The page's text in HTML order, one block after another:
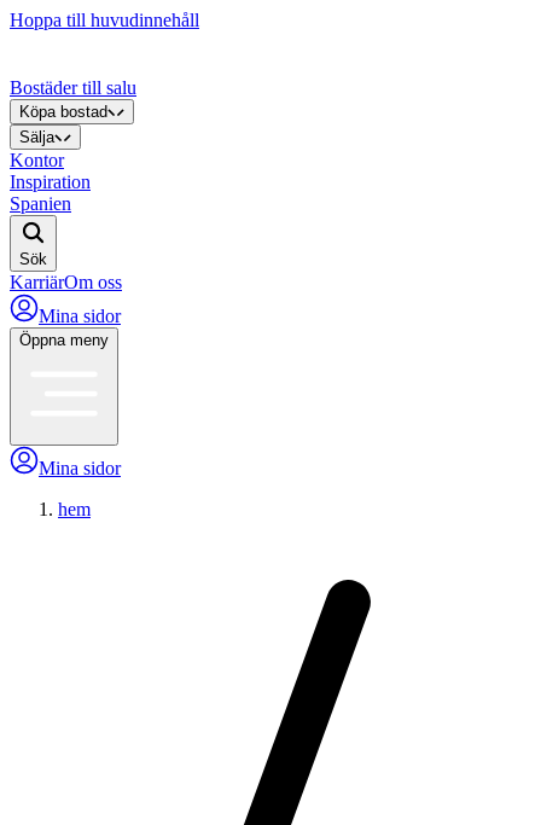
Hoppa till huvudinnehåll
Bostäder till salu
Köpa bostad
Sälja
Kontor
Inspiration
Spanien
Sök
KarriärOm oss
Mina sidor
Öppna meny
Mina sidor
hem